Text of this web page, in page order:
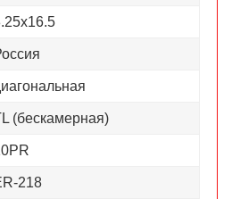
(бескамерная)
218